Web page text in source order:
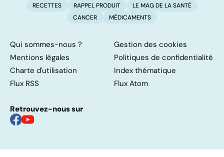
RECETTES RAPPEL PRODUIT
LE MAG DE LA SANTÉ
CANCER
MÉDICAMENTS
Qui sommes-nous ?
Gestion des cookies
Mentions légales
Politiques de confidentialité
Charte d'utilisation
Index thématique
Flux RSS
Flux Atom
Retrouvez-nous sur